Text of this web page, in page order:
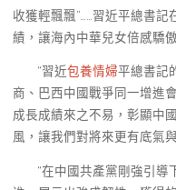
收獲輕飄飄”……習近平總書
績，讓海內中華兒女倍感驕傲
“習近包養情婦平總書記
商、巴西中國戰爭同一增進
成長成績來之不易，彰顯中
風，讓我們對將來更有底氣
“在中國共產黨剛強引導